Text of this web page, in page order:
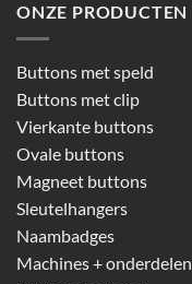
ONZE PRODUCTEN
Buttons met speld
Buttons met clip
Vierkante buttons
Ovale buttons
Magneet buttons
Sleutelhangers
Naambadges
Machines + onderdelen